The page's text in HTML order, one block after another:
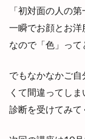
「初対面の人の
一瞬でお顔とお
なので「色」っ
でもなかなかご自
くて間違ってし
診断を受けてみて